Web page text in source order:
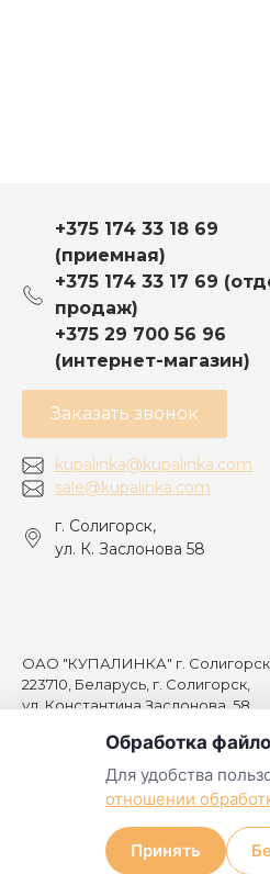
+375 174 33 18 69
(приемная)
+375 174 33 17 69
продаж)
+375 29 700 56 96
(интернет-магазин)
Заказать звонок
kupalinka@kupalinka.com
sale@kupalinka.com
г. Солигорск,
ул. К. Заслонова 58
ОАО "КУПАЛИНКА" г. Солигорск
223710, Беларусь, г. Солигорск,
ул. Константина Заслонова, 58,
Свидетельство о
Выдано Минским областным
Регистрация в торговом
"Прием заказов: ежедневно,
Обработка заказов: с 10:00 до
Обработка
Для удобства
отношении
Принять